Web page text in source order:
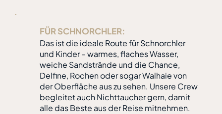
FÜR SCHNORCHLER:
Das ist die ideale Route für Schnorchler
und Kinder – warmes, flaches Wasser,
weiche Sandstrände und die Chance,
Delfine, Rochen oder sogar Walhaie von
der Oberfläche aus zu sehen. Unsere Crew
begleitet auch Nichttaucher gern, damit
alle das Beste aus der Reise mitnehmen.